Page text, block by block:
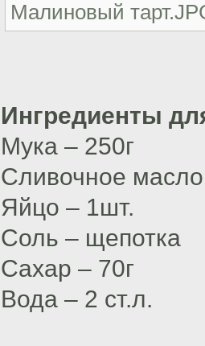
Малиновый
Ингредиенты
Мука – 250г
Сливочное масло
Яйцо – 1шт.
Соль – щепотка
Сахар – 70г
Вода – 2 ст.л.